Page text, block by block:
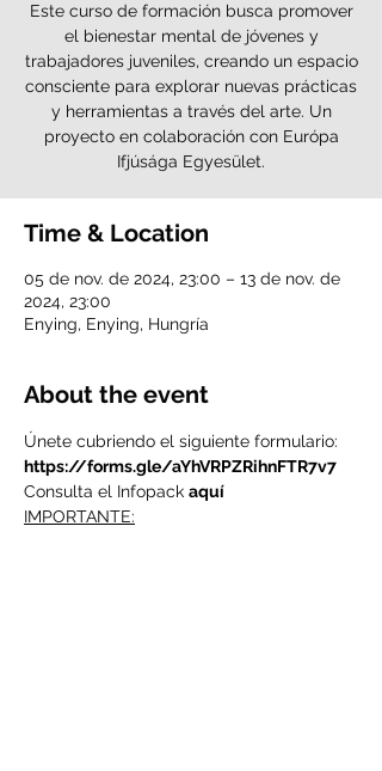
Este curso de formación busca promover
el bienestar mental de jóvenes y
trabajadores juveniles, creando un espacio
consciente para explorar nuevas prácticas
y herramientas a través del arte. Un
proyecto en colaboración con Európa
Ifjúsága Egyesület.
Time & Location
05 de nov. de 2024, 23:00 – 13 de nov. de
2024, 23:00
Enying, Enying, Hungría
About the event
Únete cubriendo el siguiente formulario:
https://forms.gle/aYhVRPZRihnFTR7v7
Consulta el Infopack aquí
IMPORTANTE: